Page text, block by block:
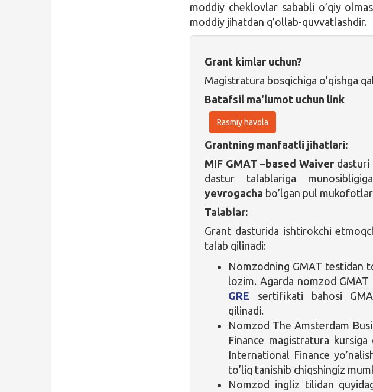
moddiy cheklovlar sababli o’qiy
moddiy jihatdan q’ollab-quvvatlashdir.
Grant kimlar uchun?
Magistratura bosqichiga o’qishga
Batafsil ma'lumot uchun link
Rasmiy havola
Grantning manfaatli jihatlari:
MIF GMAT –based Waiver dasturi
dastur talablariga
yevrogacha bo’lgan pul
Talablar:
Grant dasturida ishtirokchi
talab qilinadi:
Nomzodning GMAT testidan
lozim. Agarda nomzod GMAT
GRE sertifikati bahosi
qilinadi.
Nomzod The Amsterdam
Finance magistratura
International Finance
to’liq tanishib chiqshingiz
Nomzod ingliz tilidan